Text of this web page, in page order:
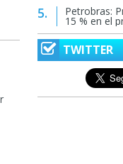
Petrobras:
15 % en el
TWITTER